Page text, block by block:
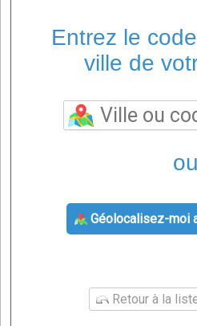
Entrez le
ville de
ou
Géolocalisez-moi
Retour à la